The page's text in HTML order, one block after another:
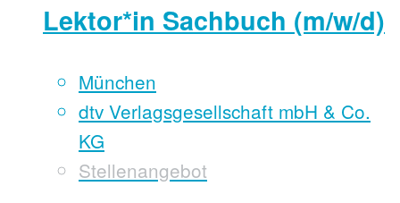
Lektor*in Sachbuch (m/w/d)
München
dtv Verlagsgesellschaft mbH & Co.
KG
Stellenangebot